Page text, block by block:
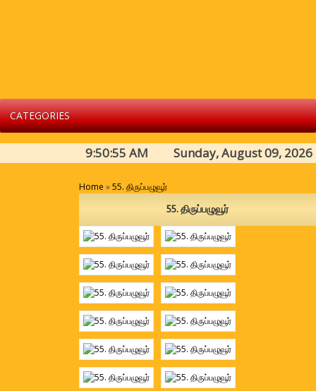
CATEGORIES
9:50:55 AM Sunday, August 09, 2026
Home »55. திருப்பழுவூர்
55. திருப்பழுவூர்